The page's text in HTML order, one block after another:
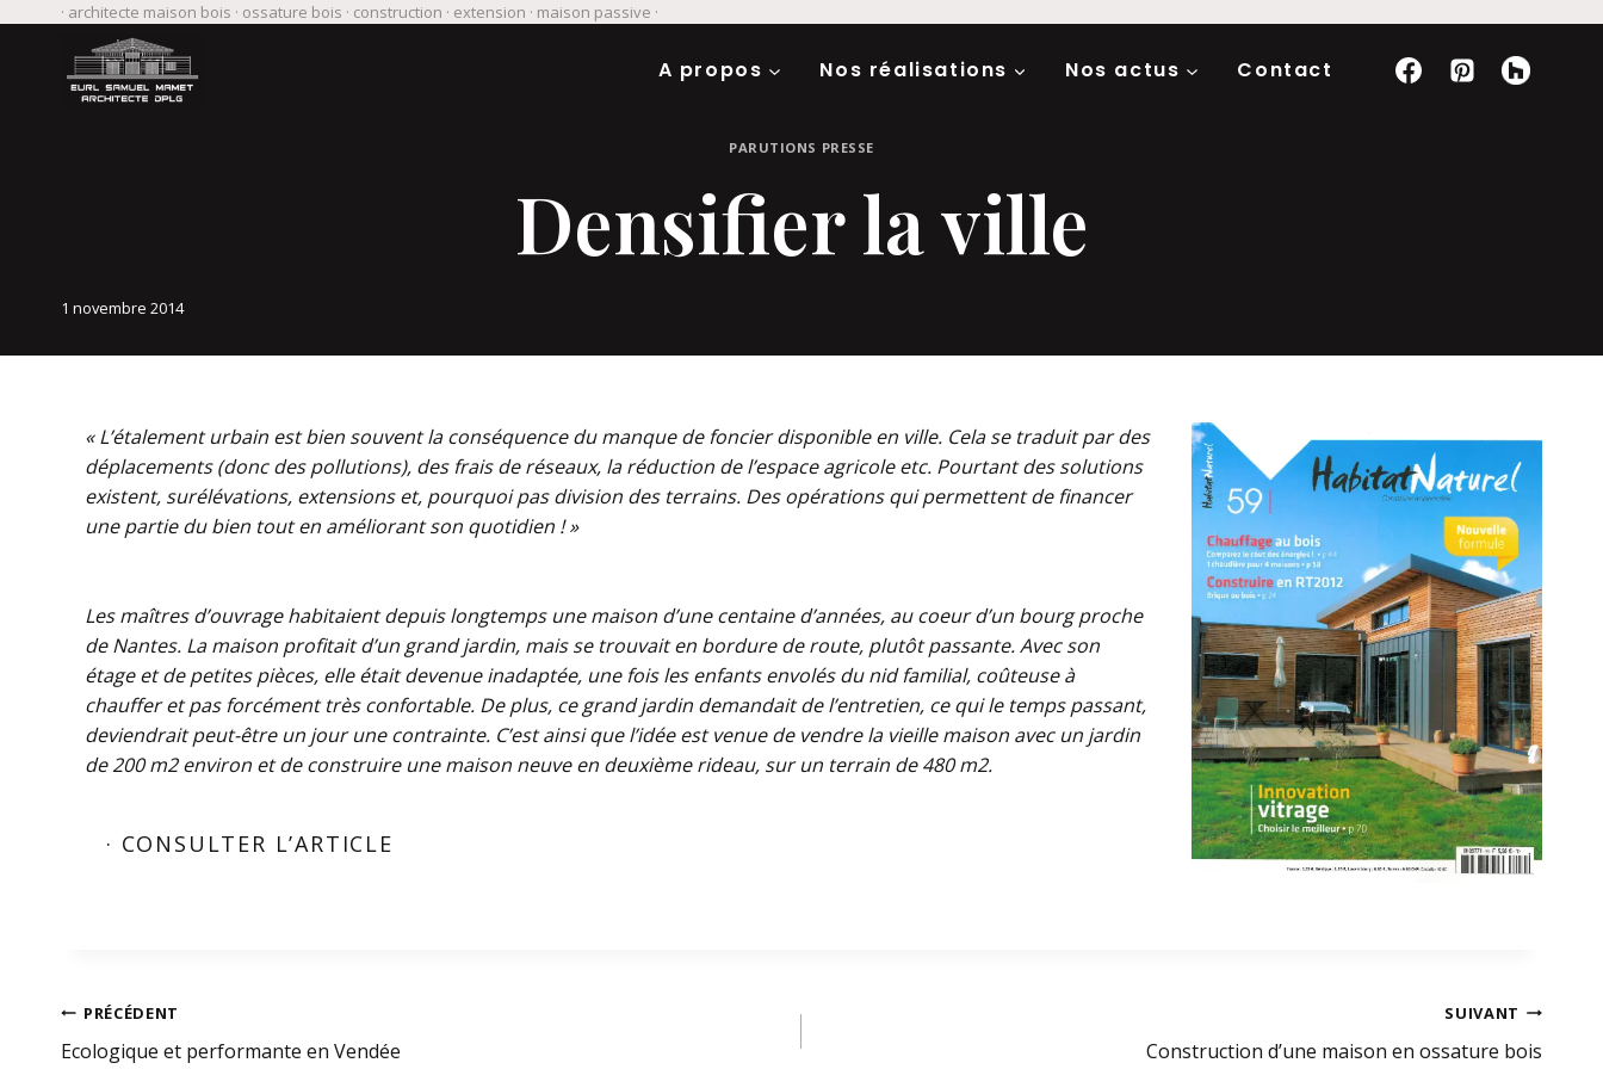
contenu
· architecte maison bois · ossature bois · construction · extension · maison passive ·
A propos Nos réalisations Nos actus Contact
PARUTIONS PRESSE
Densifier la ville
1 novembre 2014
«L’étalement urbain est bien souvent la conséquence du manque de foncier disponible en ville. Cela se traduit par des
déplacements (donc des pollutions), des frais de réseaux, la réduction de l’espace agricole etc. Pourtant des solutions
existent, surélévations, extensions et, pourquoi pas division des terrains. Des opérations qui permettent de financer
une partie du bien tout en améliorant son quotidien !»
Les maîtres d’ouvrage habitaient depuis longtemps une maison d’une centaine d’années, au coeur d’un bourg proche
de Nantes. La maison profitait d’un grand jardin, mais se trouvait en bordure de route, plutôt passante. Avec son
étage et de petites pièces, elle était devenue inadaptée, une fois les enfants envolés du nid familial, coûteuse à
chauffer et pas forcément très confortable. De plus, ce grand jardin demandait de l’entretien, ce qui le temps passant,
deviendrait peut-être un jour une contrainte. C’est ainsi que l’idée est venue de vendre la vieille maison avec un jardin
de 200 m2 environ et de construire une maison neuve en deuxième rideau, sur un terrain de 480 m2.
· CONSULTER L’ARTICLE
Navigation
PRÉCÉDENT
Ecologique et performante en Vendée
SUIVANT
Construction d’une maison en ossature bois